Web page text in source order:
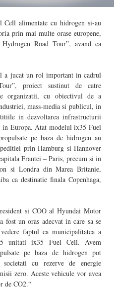
alimentate cu hidrogen si-au
prin mai multe orase europene,
Road Tour”, avand ca
a jucat un rol important in cadrul
proiect sustinut de catre
organizatii, cu obiectivul de a
mass-media si publicul, in
in dezvoltarea infrastructurii
in Europa. Atat modelul ix35 Fuel
pe baza de hidrogen au
prin Hamburg si Hannover
Frantei – Paris, precum si in
si Londra din Marea Britanie,
ca destinatie finala Copenhaga,
si COO al Hyundai Motor
fost un oras adecvat in care sa se
faptul ca municipalitatea a
unitati ix35 Fuel Cell. Avem
pe baza de hidrogen pot
cu rezerve de energie
zero. Aceste vehicule vor avea
de CO2.“